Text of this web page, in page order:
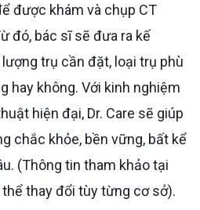
đó, bác sĩ sẽ đưa ra kế
trụ cần đặt, loại trụ phù
hay không. Với kinh nghiệm
hiện đại, Dr. Care sẽ giúp
chắc khỏe, bền vững, bất kể
(Thông tin tham khảo tại
thay đổi tùy từng cơ sở).